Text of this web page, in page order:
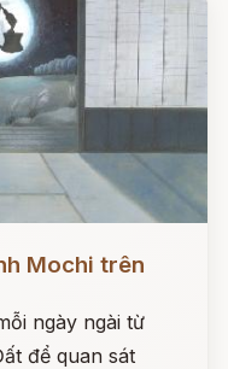
Mochi trên
ngày ngài từ
để quan sát